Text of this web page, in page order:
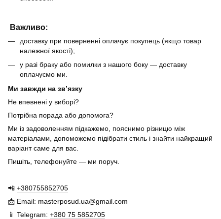
Важливо:
доставку при поверненні оплачує покупець (якщо товар
належної якості);
у разі браку або помилки з нашого боку — доставку
оплачуємо ми.
Ми завжди на зв’язку
Не впевнені у виборі?
Потрібна порада або допомога?
Ми із задоволенням підкажемо, пояснимо різницю між
матеріалами, допоможемо підібрати стиль і знайти найкращий
варіант саме для вас.
Пишіть, телефонуйте — ми поруч.
📲 +380755852705
📩 Email: masterposud.ua@gmail.com
📱 Telegram: +380 75 5852705